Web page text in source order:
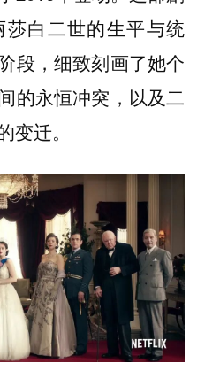
白二世的生平与统
段，细致刻画了她个
的永恒冲突，以及二
迁。